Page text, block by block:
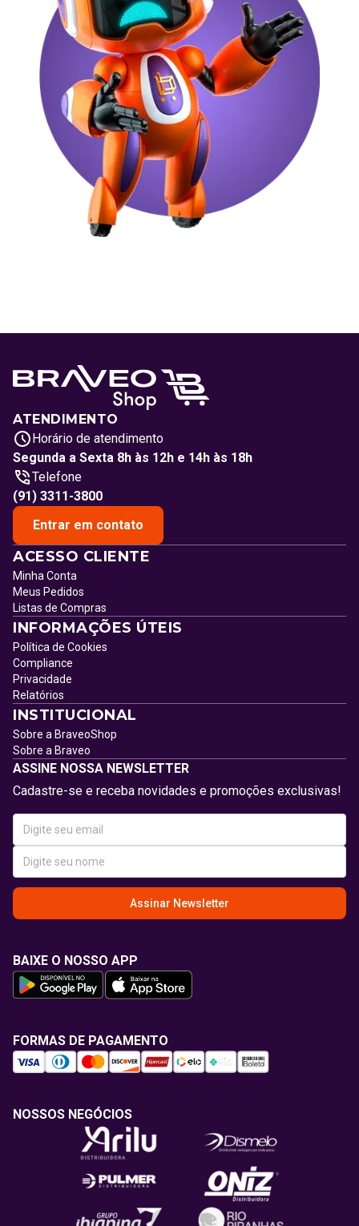
ATENDIMENTO
Horário de atendimento
Segunda a Sexta 8h às 12h e 14h às 18h
Telefone
(91) 3311-3800
Entrar em contato
ACESSO CLIENTE
Minha Conta
Meus Pedidos
Listas de Compras
INFORMAÇÕES ÚTEIS
Política de Cookies
Compliance
Privacidade
Relatórios
INSTITUCIONAL
Sobre a BraveoShop
Sobre a Braveo
ASSINE NOSSA NEWSLETTER
Cadastre-se e receba novidades e promoções exclusivas!
Assinar Newsletter
BAIXE O NOSSO APP
FORMAS DE PAGAMENTO
NOSSOS NEGÓCIOS